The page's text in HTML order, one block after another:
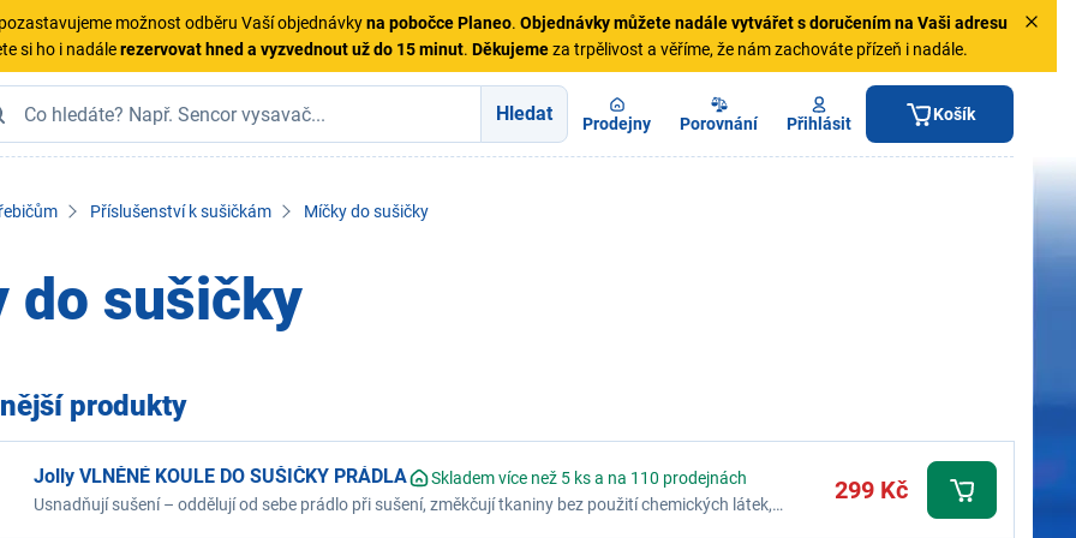
možnost odběru Vaší objednávkyna pobočce Planeo. Objednávkymůžete nadále vytvářet s doručením na Vaši adresu
si ho i nadálerezervovat hned a vyzvednout už do 15 minut. Děkujemeza trpělivost a věříme, že nám zachováte přízeň i nadále.
Hledat Prodejny Porovnání Přihlásit Košík
Příslušenství k sušičkám Míčky do sušičky
do sušičky
produkty
Jolly VLNĚNÉ KOULE DO SUŠIČKY PRÁDLA
Skladem více než 5 ks a na 110 prodejnách
Usnadňují sušení – oddělují od sebe prádlo při sušení, změkčují tkaniny bez použití chemických látek,
299 Kč